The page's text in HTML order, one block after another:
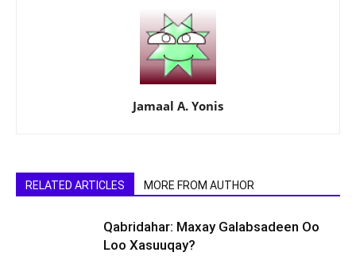
Jamaal A. Yonis
RELATED ARTICLES MORE FROM AUTHOR
Qabridahar: Maxay Galabsadeen Oo
Loo Xasuuqay?